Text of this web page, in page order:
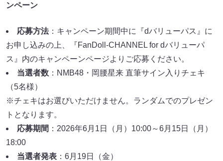
ンペーン
応募方法：キャンペーン期間中に『dバリューパス』に
お申し込みの上、『FanDoll-CHANNEL for dバリューパ
ス』内のキャンペーンページよりご応募ください。
当選者数 ：NMB48・岡腰星来 直筆サイン入りチェキ
（5名様）
※チェキはお選びいただけません。ランダムでのプレゼン
トとなります。
応募期間 ：2026年6月1日（月）10:00～6月15日（月）
18:00
当選者発表 ：6月19日（金）